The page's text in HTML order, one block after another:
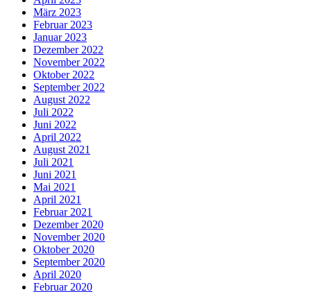
März 2023
Februar 2023
Januar 2023
Dezember 2022
November 2022
Oktober 2022
September 2022
August 2022
Juli 2022
Juni 2022
April 2022
August 2021
Juli 2021
Juni 2021
Mai 2021
April 2021
Februar 2021
Dezember 2020
November 2020
Oktober 2020
September 2020
April 2020
Februar 2020